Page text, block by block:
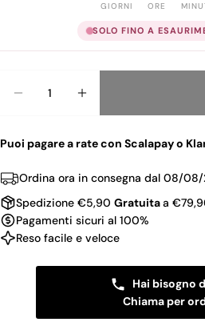
GIORNI ORE
SOLO FINO A
Puoi pagare a rate con Scalapay o
Ordina ora in consegna dal 08/08/
Spedizione €5,90 Gratuitaa
Pagamenti sicuri al 100%
Reso facile e veloce
Hai bisogno
Chiama per